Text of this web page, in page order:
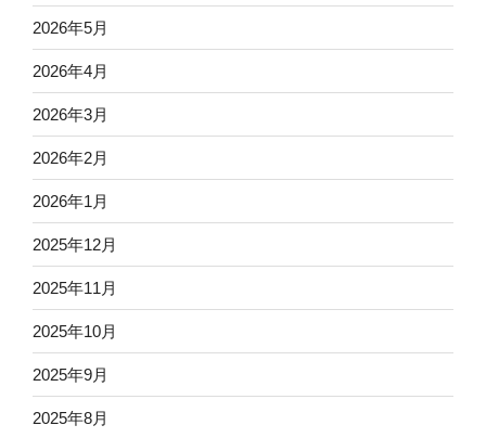
2026年5月
2026年4月
2026年3月
2026年2月
2026年1月
2025年12月
2025年11月
2025年10月
2025年9月
2025年8月